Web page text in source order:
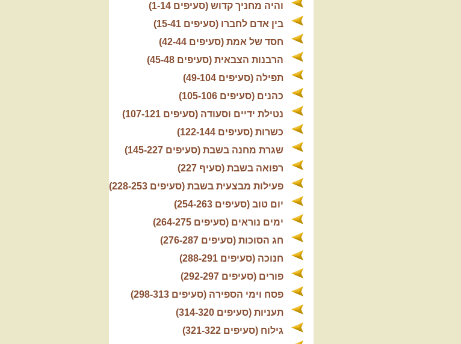
והיה מחניך קדוש (סעיפים 1-14)
בין אדם לחברו (סעיפים 15-41)
חסד של אמת (סעיפים 42-44)
הרבנות הצבאית (סעיפים 45-48)
תפילה (סעיפים 49-104)
כהנים (סעיפים 105-106)
נטילת ידיים וסעודה (סעיפים 107-121)
כשרות (סעיפים 122-144)
שגרת מחנה בשבת (סעיפים 145-227)
רפואה בשבת (סעיף 227)
פעילות מבצעית בשבת (סעיפים 228-253)
יום טוב (סעיפים 254-263)
ימים נוראים (סעיפים 264-275)
חג הסוכות (סעיפים 276-287)
חנוכה (סעיפים 288-291)
פורים (סעיפים 292-297)
פסח וימי הספירה (סעיפים 298-313)
תעניות (סעיפים 314-320)
גילוח (סעיפים 321-322)